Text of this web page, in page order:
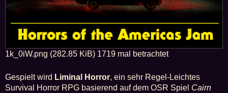
1k_0iW.png (282.85 KiB) 1719 mal betrachtet
Gespielt wird Liminal Horror, ein sehr Regel-Leichtes
Survival Horror RPG basierend auf dem OSR Spiel Cairn